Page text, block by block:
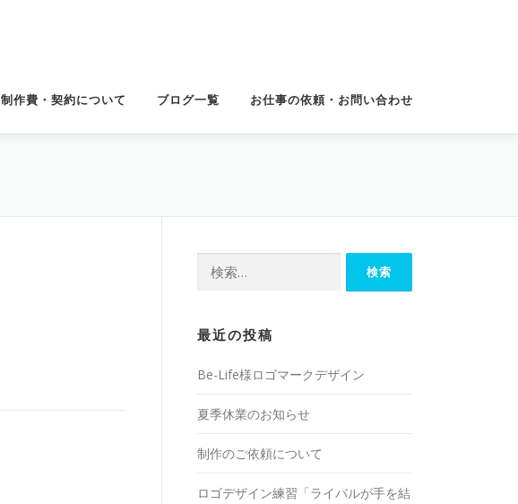
制作費・契約について ブログ一覧 お仕事の依頼・お問い合わせ
最近の投稿
Be-Life様ロゴマークデザイン
夏季休業のお知らせ
制作のご依頼について
ロゴデザイン練習「ライバルが手を結